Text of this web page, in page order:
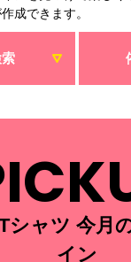
成できます。
シャツ 今月
イン